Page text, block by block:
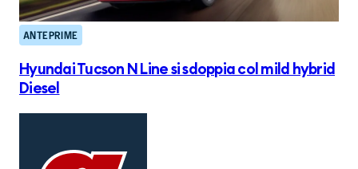
ANTEPRIME
Hyundai Tucson N Line si sdoppia col mild hybrid
Diesel